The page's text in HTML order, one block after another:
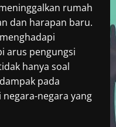
rumah
dan harapan baru.
arus pengungsi
hanya soal
pada
negara yang